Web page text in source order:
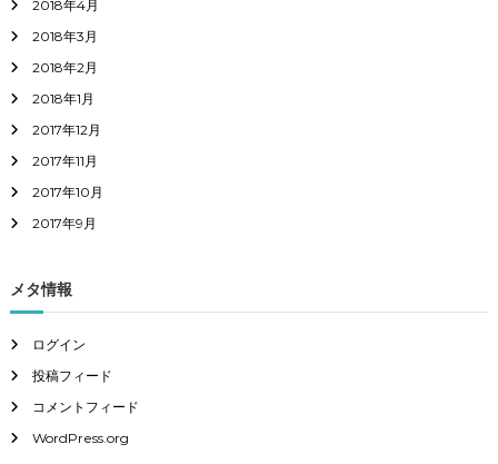
2018年4月
2018年3月
2018年2月
2018年1月
2017年12月
2017年11月
2017年10月
2017年9月
メタ情報
ログイン
投稿フィード
コメントフィード
WordPress.org